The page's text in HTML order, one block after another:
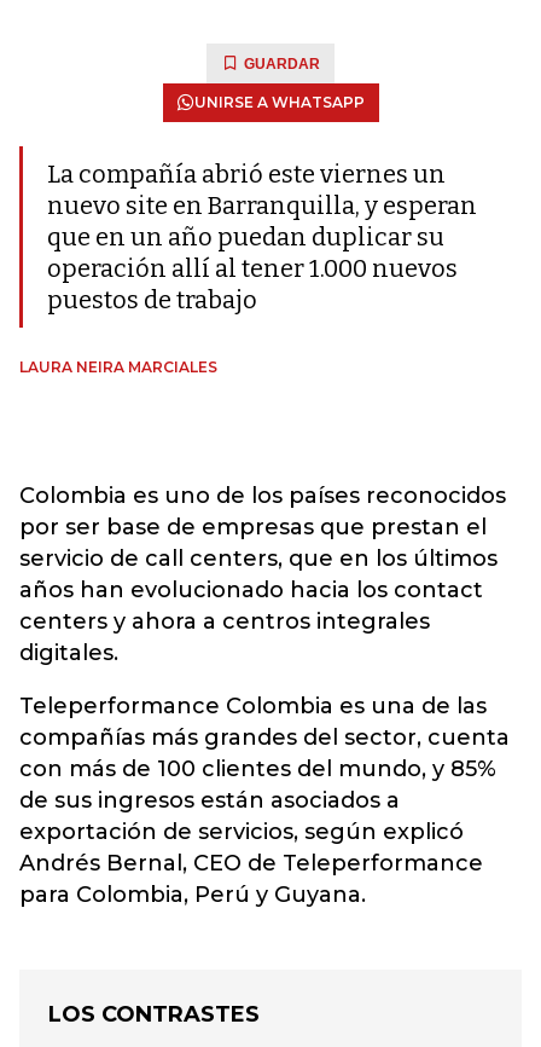
GUARDAR
UNIRSE A WHATSAPP
La compañía abrió este viernes un
nuevo site en Barranquilla, y esperan
que en un año puedan duplicar su
operación allí al tener 1.000 nuevos
puestos de trabajo
LAURA NEIRA MARCIALES
Colombia es uno de los países reconocidos
por ser base de empresas que prestan el
servicio de call centers, que en los últimos
años han evolucionado hacia los contact
centers y ahora a centros integrales
digitales.
Teleperformance Colombia es una de las
compañías más grandes del sector, cuenta
con más de 100 clientes del mundo, y 85%
de sus ingresos están asociados a
exportación de servicios, según explicó
Andrés Bernal, CEO de Teleperformance
para Colombia, Perú y Guyana.
LOS CONTRASTES